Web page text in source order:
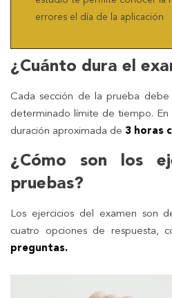
errores el día de la aplicación
¿Cuánto dura el
Cada sección de la prueba
determinado límite de tiempo. En
duración aproximada de 3 horas
¿Cómo son los
pruebas?
Los ejercicios del examen son
cuatro opciones de respuesta,
preguntas.